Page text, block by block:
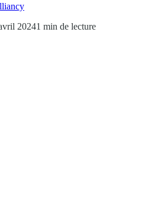
20241 min de lecture